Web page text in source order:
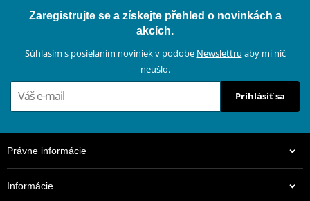
Zaregistrujte se a získejte přehled o novinkách a
akcích.
Súhlasím s posielaním noviniek v podobe Newslettru aby mi nič
neušlo.
Prihlásiť sa
Právne informácie
Informácie